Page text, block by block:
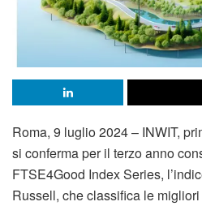
Roma, 9 luglio 2024 – INWIT,
si conferma per il terzo anno
FTSE4Good Index Series,
Russell, che classifica le